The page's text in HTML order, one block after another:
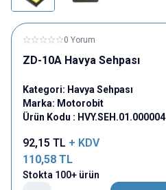
0 Yorum
ZD-10A Havya Sehpası
Kategori: Havya Sehpası
Marka: Motorobit
Ürün Kodu : HVY.SEH.01.000004
92,15 TL + KDV
110,58 TL
Stokta 100+ ürün